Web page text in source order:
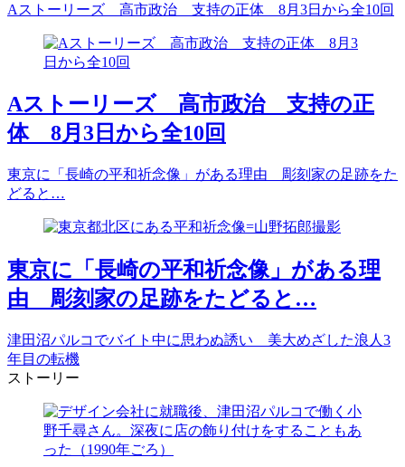
Aストーリーズ 高市政治 支持の正体 8月3日から全10回
Aストーリーズ 高市政治 支持の正
体 8月3日から全10回
東京に「長崎の平和祈念像」がある理由 彫刻家の足跡をた
どると…
東京に「長崎の平和祈念像」がある理
由 彫刻家の足跡をたどると…
津田沼パルコでバイト中に思わぬ誘い 美大めざした浪人3
年目の転機
ストーリー